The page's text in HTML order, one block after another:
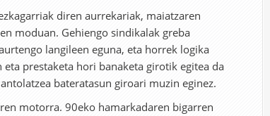
diren aurrekariak, maiatzaren
moduan. Gehiengo sindikalak greba
langileen eguna, eta horrek logika
prestaketa hori banaketa girotik egitea da
bateratasun giroari muzin eginez.
motorra. 90eko hamarkadaren bigarren